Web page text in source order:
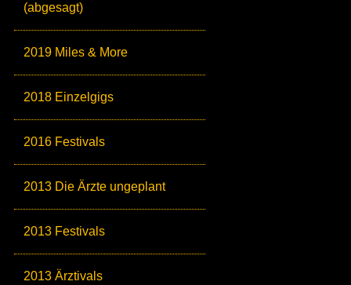
(abgesagt)
2019 Miles & More
2018 Einzelgigs
2016 Festivals
2013 Die Ärzte ungeplant
2013 Festivals
2013 Ärztivals